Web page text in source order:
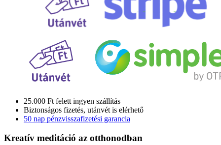
25.000 Ft felett ingyen szállítás
Biztonságos fizetés, utánvét is elérhető
50 nap pénzvisszafizetési garancia
Kreatív meditáció az otthonodban